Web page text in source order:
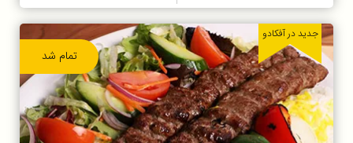
تمام شد
جدید در آفکادو